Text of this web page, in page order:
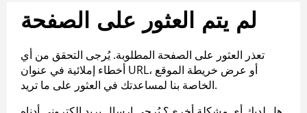
لم يتم العثور على الصفحة
تعذر العثور على الصفحة المطلوبة. يُرجى التحقق من أي
أخطاء إملائية في عنوان URL، أو عرض خريطة الموقع
الخاصة بنا لمساعدتك في العثور على ما تريد.